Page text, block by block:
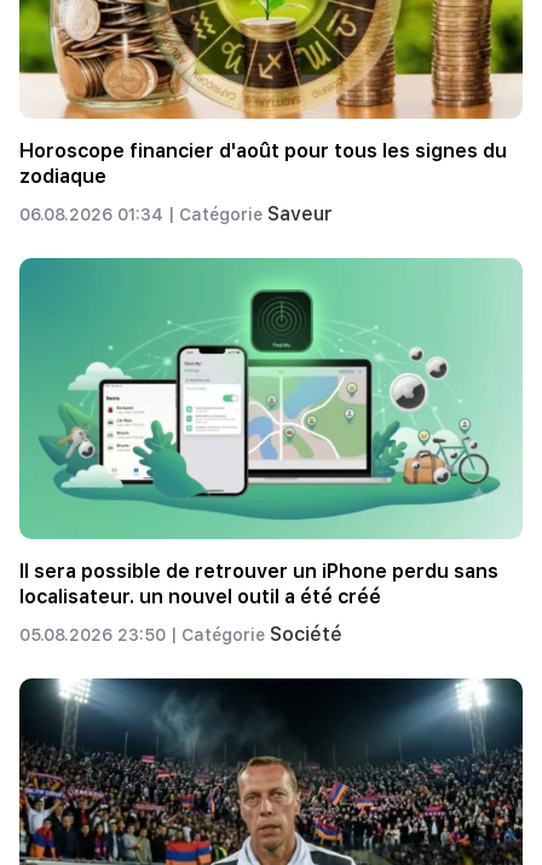
Horoscope financier d'août pour tous les signes du
zodiaque
06.08.2026 01:34 | Catégorie Saveur
Il sera possible de retrouver un iPhone perdu sans
localisateur. un nouvel outil a été créé
05.08.2026 23:50 | Catégorie Société